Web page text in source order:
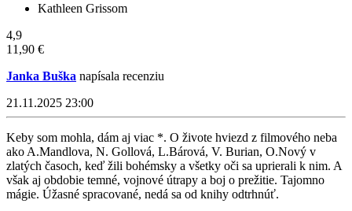
Kathleen Grissom
4,9
11,90 €
Janka Buška napísala recenziu
21.11.2025 23:00
Keby som mohla, dám aj viac *. O živote hviezd z filmového neba
ako A.Mandlova, N. Gollová, L.Bárová, V. Burian, O.Nový v
zlatých časoch, keď žili bohémsky a všetky oči sa uprierali k nim. A
však aj obdobie temné, vojnové útrapy a boj o prežitie. Tajomno
mágie. Úžasné spracované, nedá sa od knihy odtrhnúť.